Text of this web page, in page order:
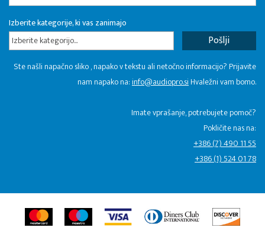
Izberite kategorije, ki vas zanimajo
Izberite kategorijo...
Ste našli napačno sliko , napako v tekstu ali netočno informacijo? Prijavite
nam napako na:info@audiopro.siHvaležni vam bomo.
Imate vprašanje, potrebujete pomoč?
Pokličite nas na:
+386 (7) 490 11 55
+386 (1) 524 01 78